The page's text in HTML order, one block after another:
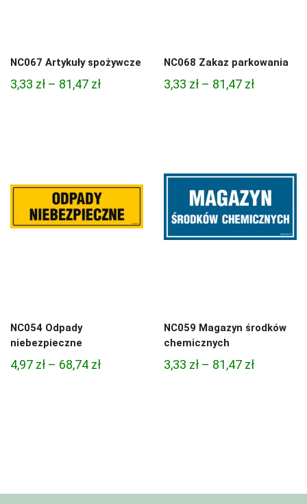
NC067 Artykuły spożywcze
3,33 zł – 81,47 złZakres
NC068 Zakaz parkowania
3,33 zł – 81,47 złZakres
81,47 zł
NC054 Odpady
niebezpieczne
4,97 zł – 68,74 złZakres
NC059 Magazyn środków
chemicznych
3,33 zł – 81,47 złZakres